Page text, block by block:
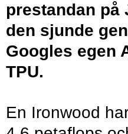
prestandan på
den sjunde
Googles egen
TPU.
En Ironwood